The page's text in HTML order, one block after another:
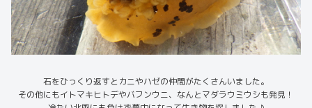
石をひっくり返すとカニやハゼの仲間がたくさんいました。
その他にもイトマキヒトデやバフンウニ、なんとマダラウミウシも発見！